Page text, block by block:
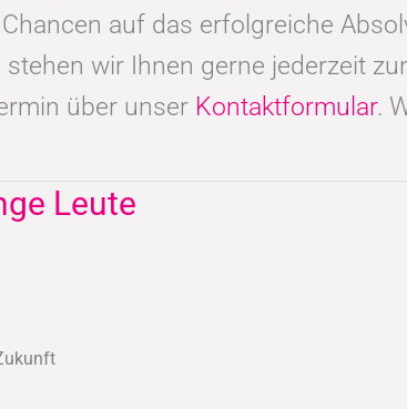
auf das erfolgreiche
stehen wir Ihnen gerne jederzeit
über unser Kontaktformular.
Leute